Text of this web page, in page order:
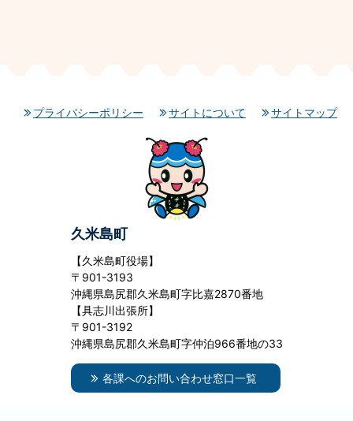
プライバシーポリシー サイトについて サイトマップ
久米島町
【久米島町役場】
〒901-3193
沖縄県島尻郡久米島町字比嘉2870番地
【具志川出張所】
〒901-3192
沖縄県島尻郡久米島町字仲泊966番地の33
各課へのお問い合わせ窓口一覧